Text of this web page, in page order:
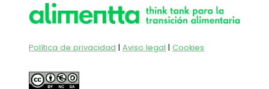
Política de privacidad | Aviso legal | Cookies